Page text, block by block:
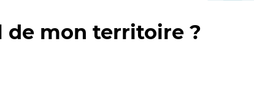
de mon territoire ?